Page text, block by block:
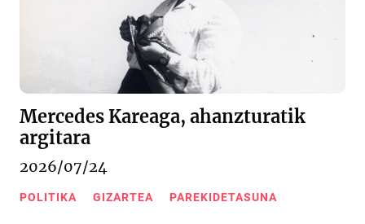
Mercedes Kareaga, ahanzturatik
argitara
2026/07/24
POLITIKA GIZARTEA PAREKIDETASUNA